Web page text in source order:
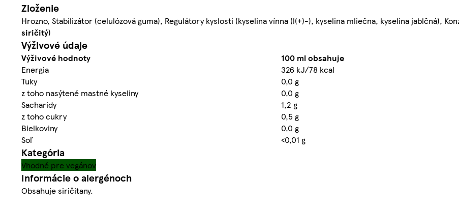
Zloženie
Hrozno, Stabilizátor (celulózová guma), Regulátory kyslosti (kyselina vínna (l(+)-), kyselina mliečna, kyselina jablčná),
siričitý)
Výživové údaje
Výživové hodnoty
100 ml obsahuje
Energia
326 kJ/78 kcal
Tuky
0,0 g
z toho nasýtené mastné kyseliny
0,0 g
Sacharidy
1,2 g
z toho cukry
0,5 g
Bielkoviny
0,0 g
Soľ
<0,01 g
Kategória
Vhodné pre vegánov
Informácie o alergénoch
Obsahuje siričitany.